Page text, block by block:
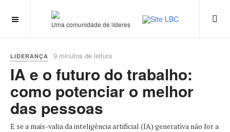
Uma comunidade de líderes
LIDERANÇA 9 minutos de leitura
IA e o futuro do trabalho:
como potenciar o melhor
das pessoas
E se a mais-valia da inteligência artificial (IA) generativa não for a